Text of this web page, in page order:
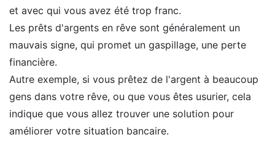
et avec qui vous avez été trop franc.
Les prêts d'argents en rêve sont généralement un
mauvais signe, qui promet un gaspillage, une perte
financière.
Autre exemple, si vous prêtez de l'argent à beaucoup
gens dans votre rêve, ou que vous êtes usurier, cela
indique que vous allez trouver une solution pour
améliorer votre situation bancaire.